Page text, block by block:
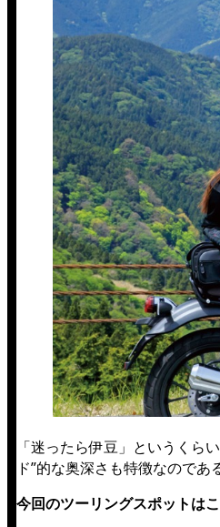
「迷ったら伊豆」というくら
ド”的な奥深さも特徴なのであ
今回のツーリングスポットは